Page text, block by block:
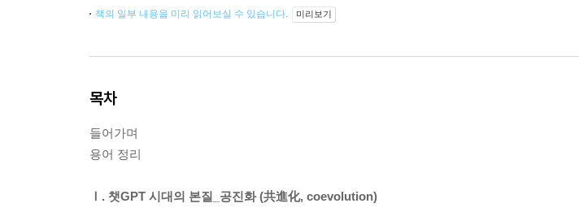
책의 일부 내용을 미리 읽어보실 수 있습니다. 미리보기
목차
들어가며
용어 정리
Ⅰ. 챗GPT 시대의 본질_공진화 (共進化, coevolution)